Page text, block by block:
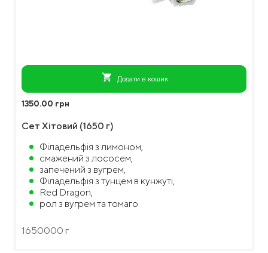
shopping_cart Додати в кошик
1350.00 грн
Сет Хітовий (1650 г)
Філадельфія з лимоном,
смажений з лососем,
запечений з вугрем,
Філадельфія з тунцем в кунжуті,
Red Dragon,
рол з вугрем та томаго
1650000 г